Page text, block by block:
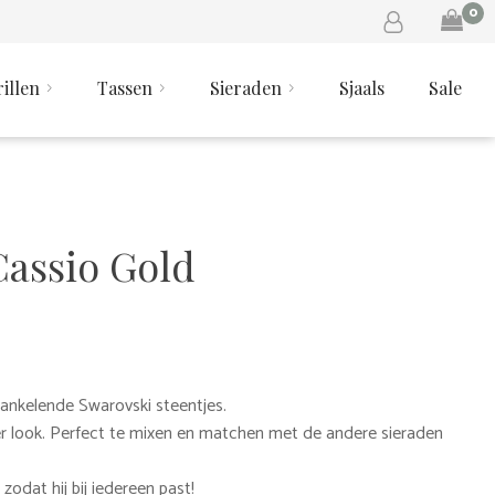
0
Tassen Sieraden Sjaals Sale
Gold
Swarovski steentjes.
look. Perfect te mixen en matchen met de andere sieraden
hij bij iedereen past!